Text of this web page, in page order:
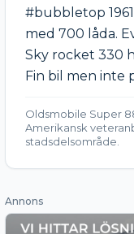
#bubbletop
med 700 låda.
Sky rocket 330
Fin bil men inte
Oldsmobile Super
Amerikansk
stadsdelsområde.
Annons